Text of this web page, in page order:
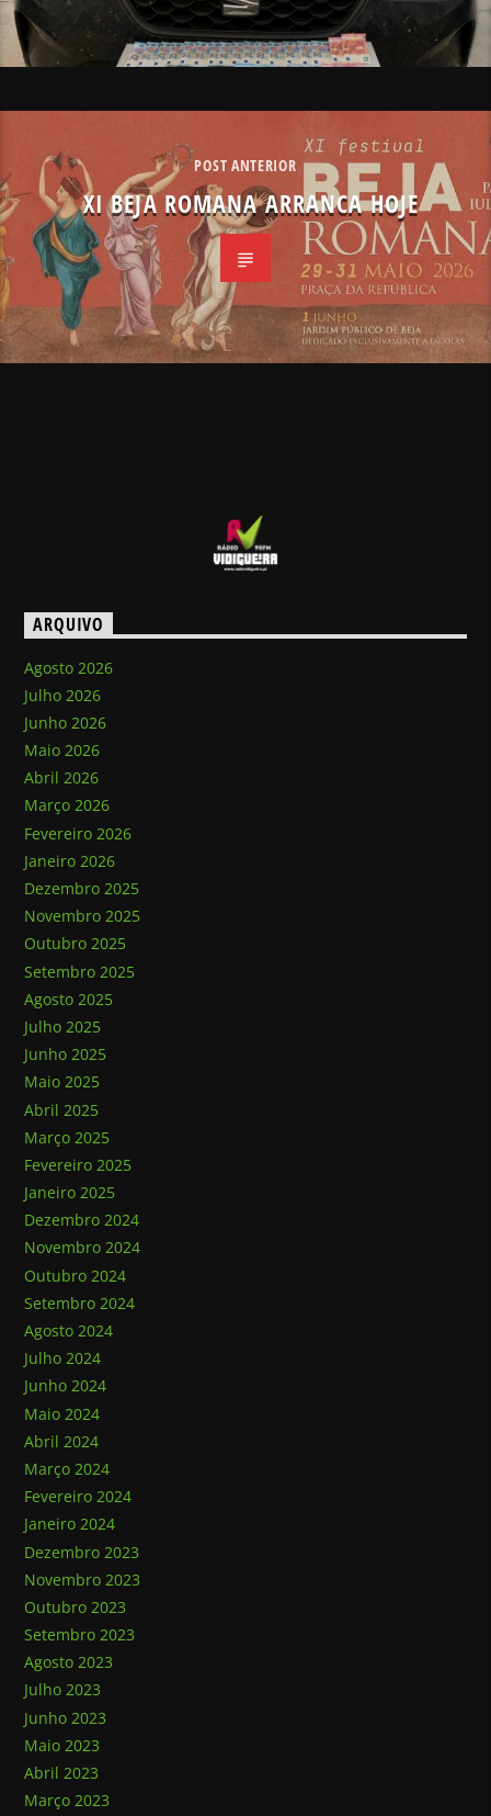
POST ANTERIOR
XI BEJA ROMANA ARRANCA HOJE
ARQUIVO
Agosto 2026
Julho 2026
Junho 2026
Maio 2026
Abril 2026
Março 2026
Fevereiro 2026
Janeiro 2026
Dezembro 2025
Novembro 2025
Outubro 2025
Setembro 2025
Agosto 2025
Julho 2025
Junho 2025
Maio 2025
Abril 2025
Março 2025
Fevereiro 2025
Janeiro 2025
Dezembro 2024
Novembro 2024
Outubro 2024
Setembro 2024
Agosto 2024
Julho 2024
Junho 2024
Maio 2024
Abril 2024
Março 2024
Fevereiro 2024
Janeiro 2024
Dezembro 2023
Novembro 2023
Outubro 2023
Setembro 2023
Agosto 2023
Julho 2023
Junho 2023
Maio 2023
Abril 2023
Março 2023